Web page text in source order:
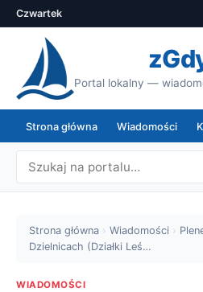
Czwartek
Portal lokalny —
Strona główna Wiadomości
Strona główna › Wiadomości ›
Dzielnicach (Działki Leś…
WIADOMOŚCI